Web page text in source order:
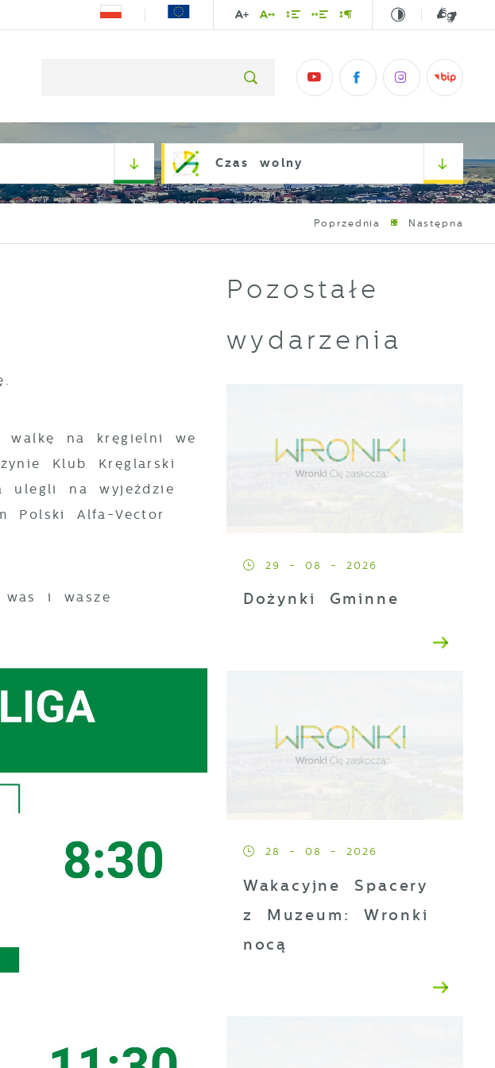
Czas wolny
Poprzednia Następna
walkę na kręgielni we
Klub Kręglarski
ulegli na wyjeździe
Polski Alfa-Vector
was i wasze
Pozostałe
wydarzenia
29 - 08 - 2026
Dożynki Gminne
28 - 08 - 2026
Wakacyjne Spacery
z Muzeum: Wronki
nocą
zmienić ustawienia
W dowolnym
ustawień.